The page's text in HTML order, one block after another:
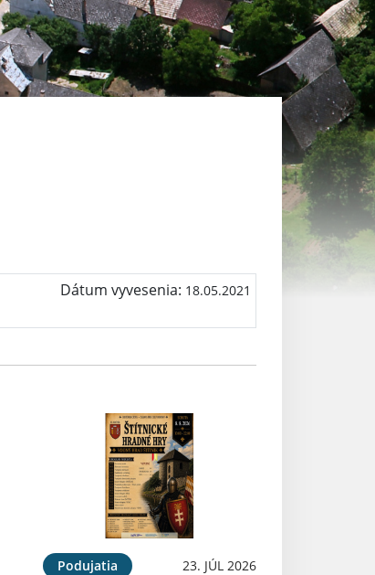
Dátum vyvesenia: 18.05.2021
Podujatia 23. JÚL 2026